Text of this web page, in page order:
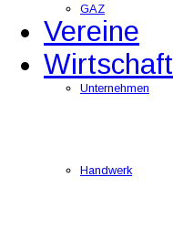
GAZ
Vereine
Wirtschaft
Unternehmen
Handwerk